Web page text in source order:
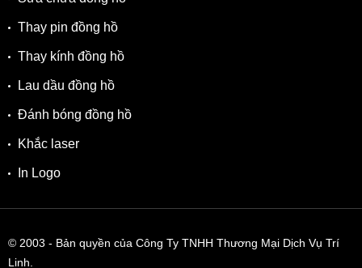
Thay pin đồng hồ
Thay kính đồng hồ
Lau dầu đồng hồ
Đánh bóng đồng hồ
Khắc laser
In Logo
© 2003 - Bản quyền của Công Ty TNHH Thương Mại Dịch Vụ Trí
Linh.